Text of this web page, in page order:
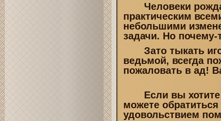
Человеки
практическим
небольшими
задачи. Но
Зато тыкать
ведьмой, всегда
пожаловать в ад!
Если вы хотите
можете
удовольствием